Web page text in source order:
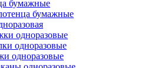
бумажные
бумажные
одноразовые
одноразовые
одноразовые